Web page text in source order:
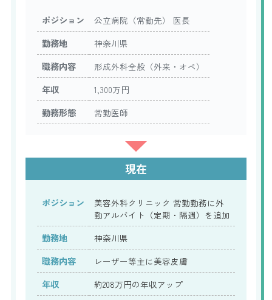
ポジション 公立病院（常勤先） 医長
勤務地 神奈川県
職務内容 形成外科全般（外来・オペ）
年収 1,300万円
勤務形態 常勤医師
現在
ポジション
美容外科クリニック 常勤勤務に外
勤アルバイト（定期・隔週）を追加
勤務地 神奈川県
職務内容 レーザー等主に美容皮膚
年収 約208万円の年収アップ